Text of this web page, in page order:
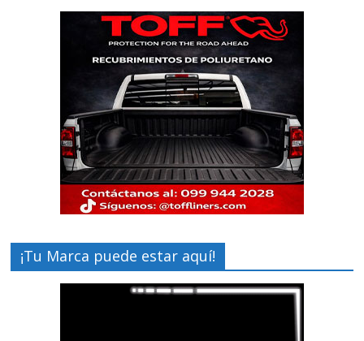
¡Tu Marca puede estar aquí!